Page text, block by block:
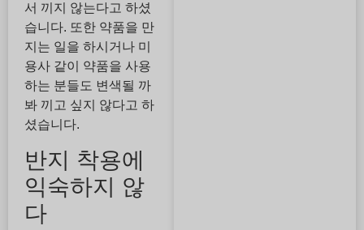
서 끼지 않는다고 하셨
습니다. 또한 약품을 만
지는 일을 하시거나 미
용사 같이 약품을 사용
하는 분들도 변색될 까
봐 끼고 싶지 않다고 하
셨습니다.
반지 착용에
익숙하지 않
다